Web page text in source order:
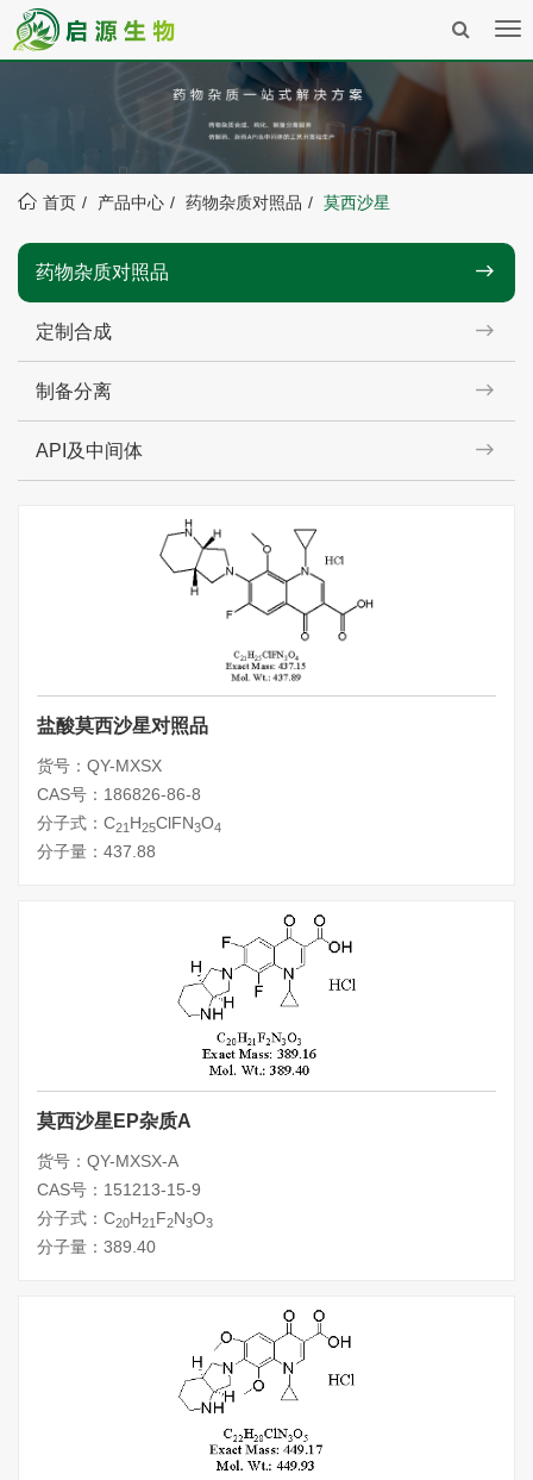
首页 产品中心 药物杂质对照品 莫西沙星
药物杂质对照品
定制合成
制备分离
API及中间体
盐酸莫西沙星对照品
货号：QY-MXSX
CAS号：186826-86-8
分子式：C21 H25ClFN3O4
分子量：437.88
莫西沙星EP杂质A
货号：QY-MXSX-A
CAS号：151213-15-9
分子式：C20H21 F2N3O3
分子量：389.40